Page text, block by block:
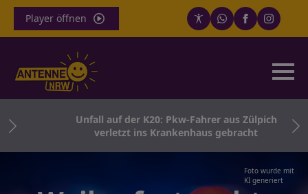
Player öffnen
Unfall auf der K20: Pkw-Fahrer aus Zülpich
verletzt ins Krankenhaus gebracht
Foto wurde mit
KI generiert